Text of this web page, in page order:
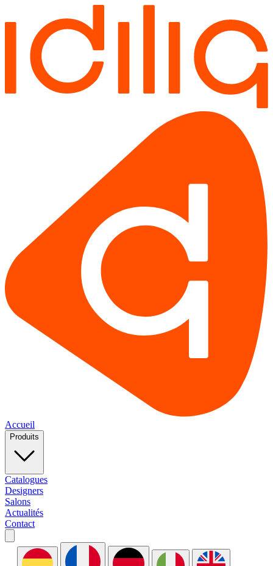
Accueil
Produits
Catalogues
Designers
Salons
Actualités
Contact